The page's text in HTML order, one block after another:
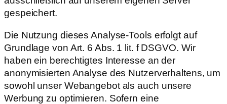
gespeichert.
Die Nutzung dieses Analyse-Tools erfolgt auf
Grundlage von Art. 6 Abs. 1 lit. f DSGVO. Wir
haben ein berechtigtes Interesse an der
anonymisierten Analyse des Nutzerverhaltens, um
sowohl unser Webangebot als auch unsere
Werbung zu optimieren. Sofern eine